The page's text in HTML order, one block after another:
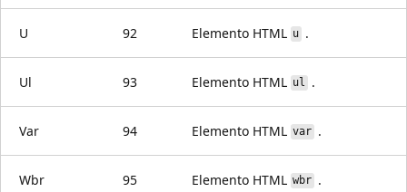
U 92 Elemento HTML u.
Ul 93 Elemento HTML ul .
Var 94 Elemento HTML var.
Wbr 95 Elemento HTML wbr.